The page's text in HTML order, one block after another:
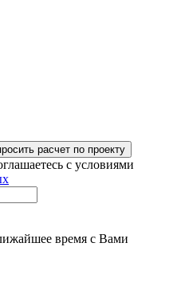
с условиями
время с Вами